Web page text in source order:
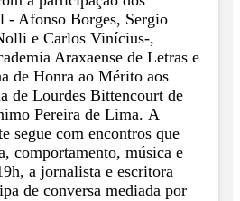
- Afonso Borges, Sergio
e Carlos Vinícius-,
Araxaense de Letras e
de Honra ao Mérito aos
de Lourdes Bittencourt de
Pereira de Lima. A
segue com encontros que
comportamento, música e
a jornalista e escritora
de conversa mediada por